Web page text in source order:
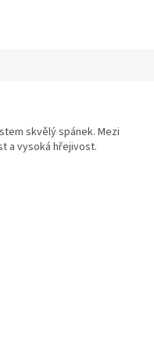
skvělý spánek. Mezi
a vysoká hřejivost.